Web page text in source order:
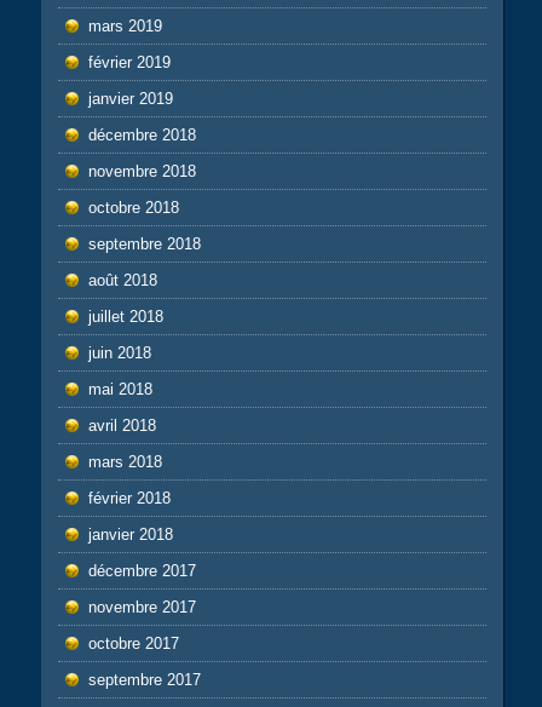
mars 2019
février 2019
janvier 2019
décembre 2018
novembre 2018
octobre 2018
septembre 2018
août 2018
juillet 2018
juin 2018
mai 2018
avril 2018
mars 2018
février 2018
janvier 2018
décembre 2017
novembre 2017
octobre 2017
septembre 2017